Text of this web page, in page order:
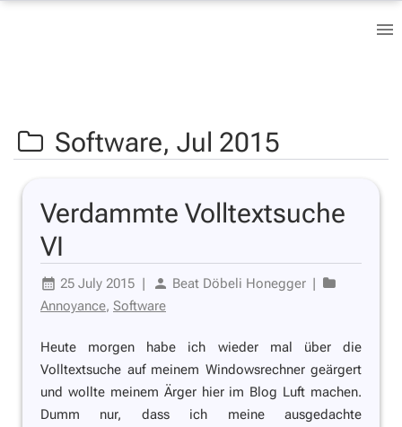
Software, Jul 2015
Verdammte Volltextsuche
VI
25 July 2015 | Beat Döbeli Honegger |
Annoyance, Software
Heute morgen habe ich wieder mal über die
Volltextsuche auf meinem Windowsrechner geärgert
und wollte meinem Ärger hier im Blog Luft machen.
Dumm nur, dass ich meine ausgedachte